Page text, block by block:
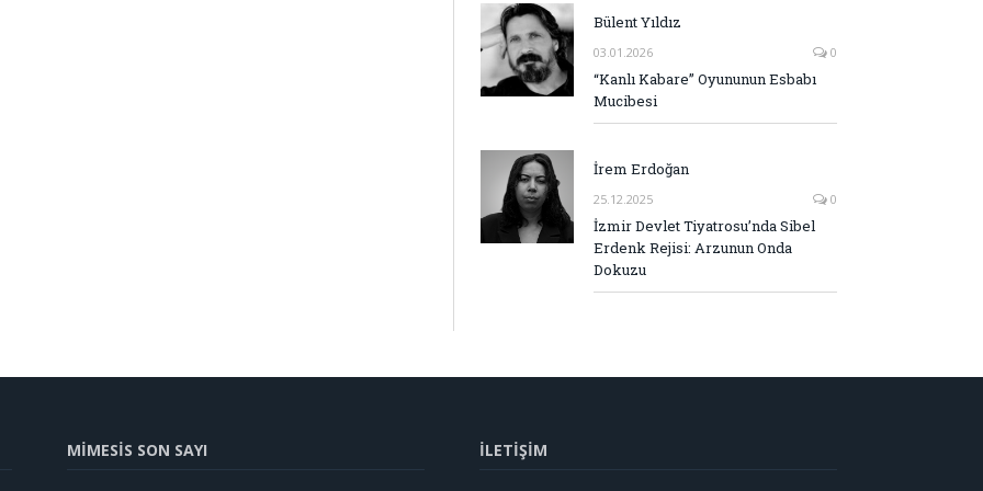
Bülent Yıldız
03.01.2026 0
“Kanlı Kabare” Oyununun Esbabı
Mucibesi
İrem Erdoğan
25.12.2025 0
İzmir Devlet Tiyatrosu’nda Sibel
Erdenk Rejisi: Arzunun Onda
Dokuzu
MİMESİS SON SAYI İLETİŞİM